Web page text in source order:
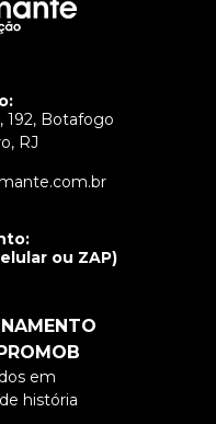
192, Botafogo
RJ
ou ZAP)
em
história